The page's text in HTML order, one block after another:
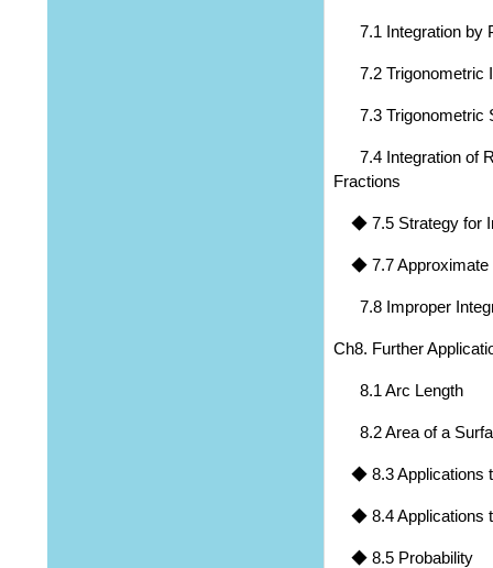
7.1 Integration by
7.2 Trigonometric
7.3 Trigonometric
7.4 Integration of
Fractions
◆ 7.5 Strategy for
◆ 7.7 Approximate
7.8 Improper
Ch8. Further
8.1 Arc Length
8.2 Area of a
◆ 8.3 Applications
◆ 8.4 Applications
◆ 8.5 Probability